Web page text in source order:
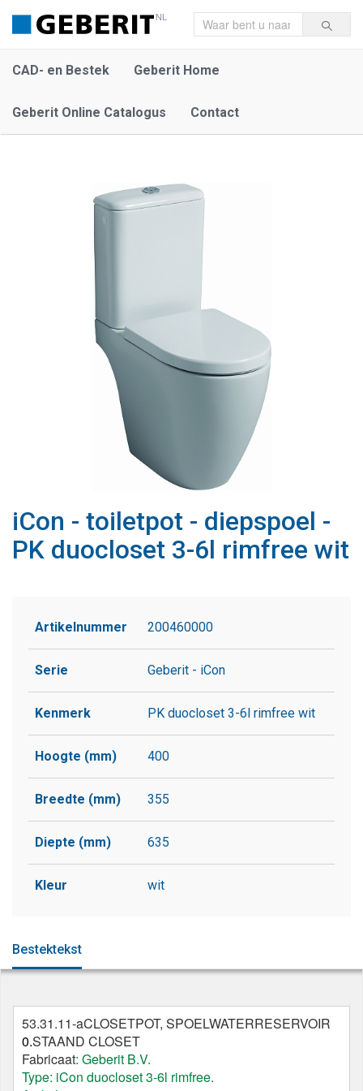
NL
CAD- en Bestek Geberit Home
Geberit Online Catalogus Contact
iCon - toiletpot - diepspoel -
PK duocloset 3-6l rimfree wit
Artikelnummer 200460000
Serie Geberit - iCon
Kenmerk PK duocloset 3-6l rimfree wit
Hoogte (mm) 400
Breedte (mm) 355
Diepte (mm) 635
Kleur wit
Bestektekst
53.31.11-aCLOSETPOT, SPOELWATERRESERVOIR
0.STAAND CLOSET
Fabricaat: Geberit B.V.
Type: iCon duocloset 3-6l rimfree.